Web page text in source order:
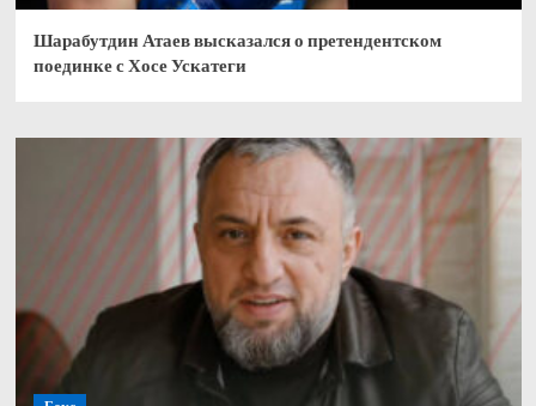
Шарабутдин Атаев высказался о претендентском
поединке с Хосе Ускатеги